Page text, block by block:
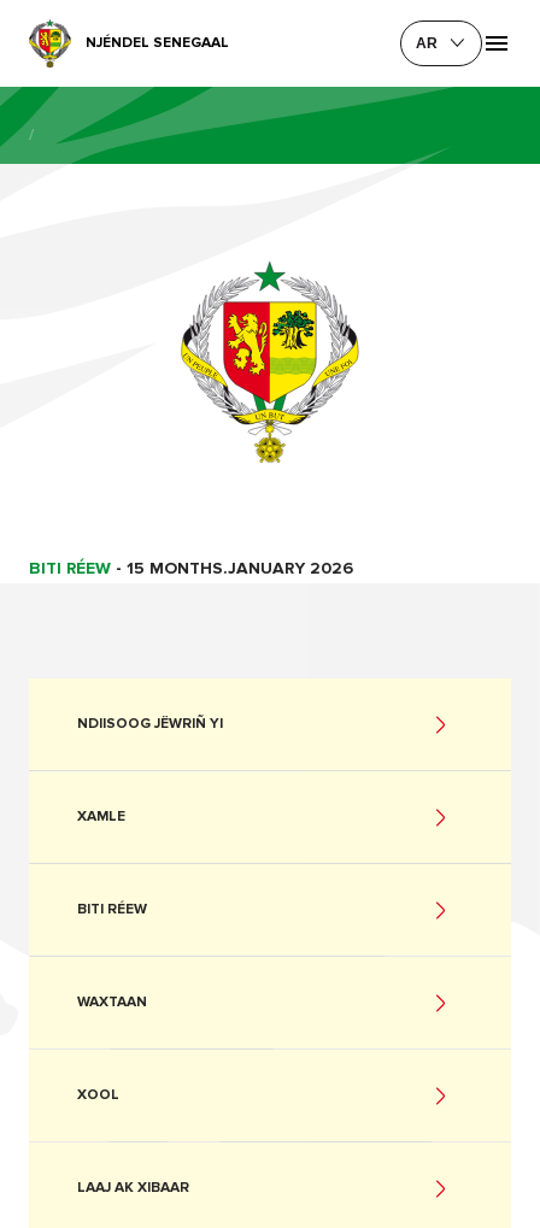
NJÉNDEL SENEGAAL AR
/
BITI RÉEW - 15 MONTHS.JANUARY 2026
NDIISOOG JËWRIÑ YI
XAMLE
BITI RÉEW
WAXTAAN
XOOL
LAAJ AK XIBAAR